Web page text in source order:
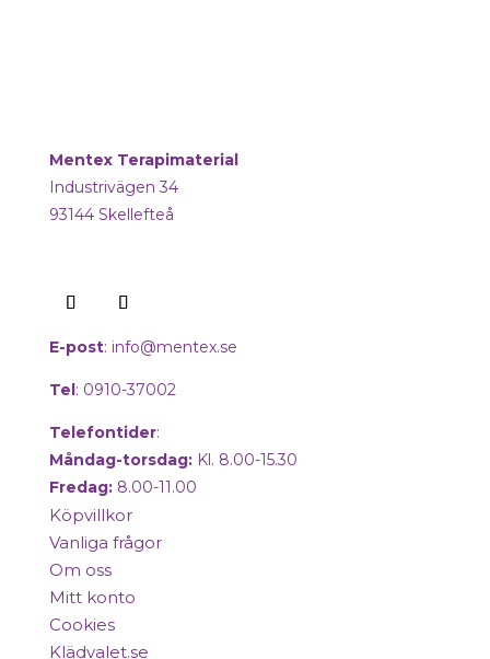
Mentex Terapimaterial
Industrivägen 34
93144 Skellefteå
E-post: info@mentex.se
Tel: 0910-37002
Telefontider:
Måndag-torsdag:Kl. 8.00-15.30
Fredag:8.00-11.00
Köpvillkor
Vanliga frågor
Om oss
Mitt konto
Cookies
Klädvalet.se